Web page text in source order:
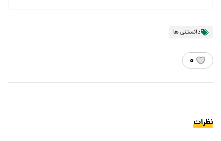
دانستنی ها
۰
نظرات